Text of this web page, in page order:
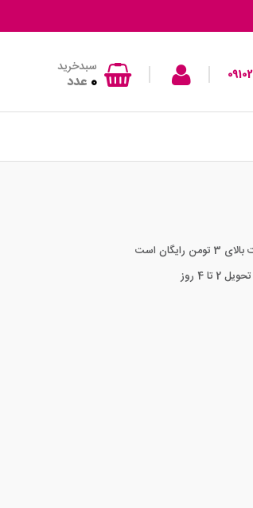
|
| سبدخرید
0 عدد
است
4 روز